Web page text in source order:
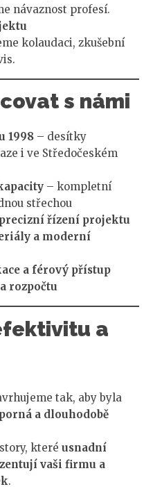
návaznost profesí.
kolaudaci, zkušební
s námi
1998 – desítky
i ve Středočeském
– kompletní
střechou
řízení projektu
a moderní
a férový přístup
rozpočtu
a
tak, aby byla
a dlouhodobě
které usnadní
vaši firmu a
.